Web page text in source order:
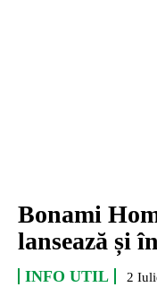
Bonami
lansează și
INFO UTIL 2